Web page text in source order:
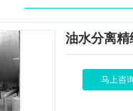
油水分离精
马上咨